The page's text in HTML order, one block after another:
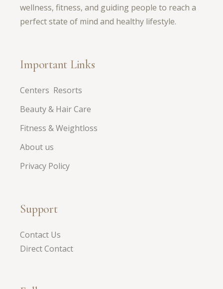
wellness, fitness, and guiding people to reach a
perfect state of mind and healthy lifestyle.
Important Links
Centers Resorts
Beauty & Hair Care
Fitness & Weightloss
About us
Privacy Policy
Support
Contact Us
Direct Contact